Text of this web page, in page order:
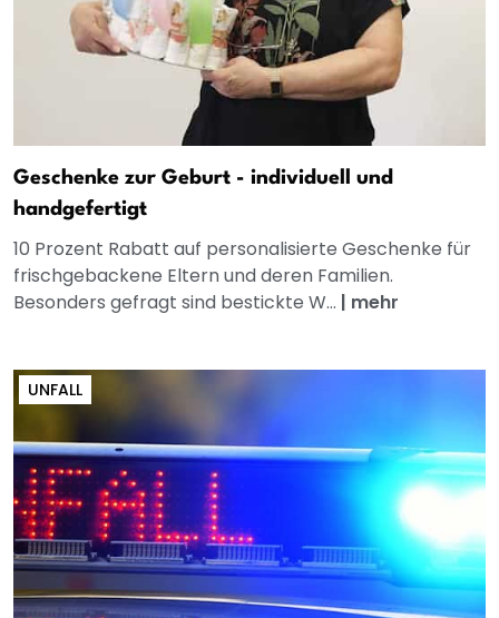
Geschenke zur Geburt - individuell und
handgefertigt
10 Prozent Rabatt auf personalisierte Geschenke für
frischgebackene Eltern und deren Familien.
Besonders gefragt sind bestickte W... | mehr
UNFALL